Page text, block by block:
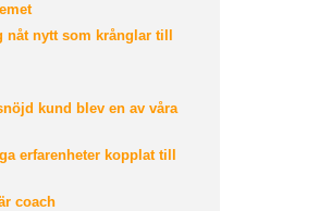
nytt som krånglar till
kund blev en av våra
erfarenheter kopplat till
coach